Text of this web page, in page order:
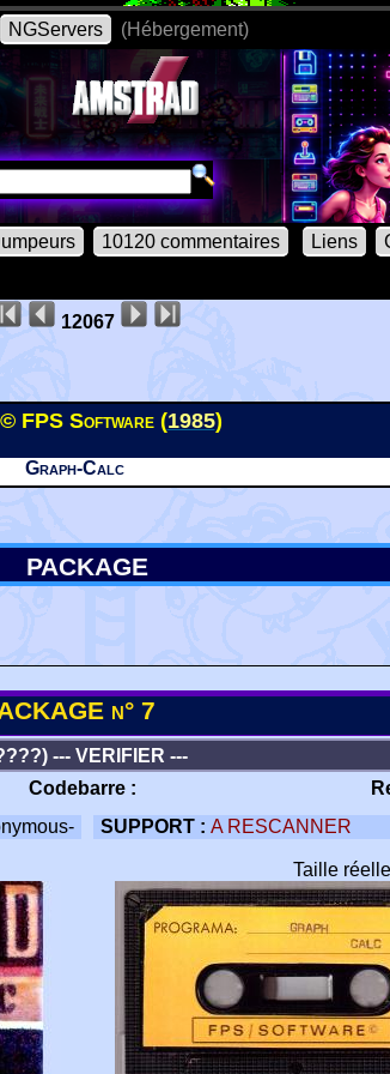
NGServers (Hébergement)
10120 commentaires Liens
12067
© FPS Software (1985)
Graph-Calc
PACKAGE
n° 7
--- VERIFIER ---
Codebarre :
SUPPORT : A RESCANNER
Taille